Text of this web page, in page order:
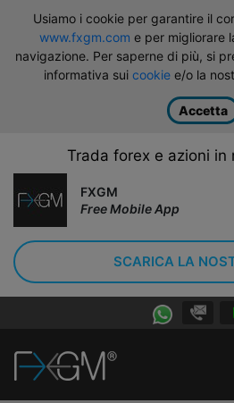
Usiamo i cookie per garantire il
www.fxgm.com e per migliorare
navigazione. Per saperne di più, si
informativa sui cookiee/o la
Accetta
Trada forex e azioni in
FXGM
Free Mobile App
SCARICA LA